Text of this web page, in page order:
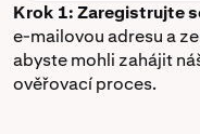
Krok 1: Zaregistrujte
e-mailovou adresu a
abyste mohli zahájit
ověřovací proces.